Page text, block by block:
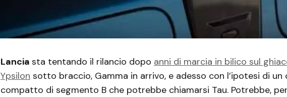
Lancia sta tentando il rilancio dopo anni di marcia in bilico sul
Ypsilon sotto braccio, Gamma in arrivo, e adesso con l’ipotesi di un
compatto di segmento B che potrebbe chiamarsi Tau. Potrebbe,